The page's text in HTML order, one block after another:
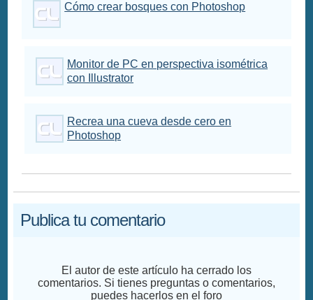
Cómo crear bosques con Photoshop
Monitor de PC en perspectiva isométrica
con Illustrator
Recrea una cueva desde cero en
Photoshop
Publica tu comentario
El autor de este artículo ha cerrado los
comentarios. Si tienes preguntas o comentarios,
puedes hacerlos en el foro